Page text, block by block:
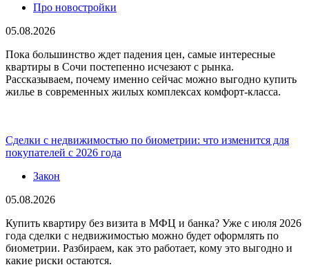
Про новостройки
05.08.2026
Пока большинство ждет падения цен, самые интересные
квартиры в Сочи постепенно исчезают с рынка.
Рассказываем, почему именно сейчас можно выгодно купить
жилье в современных жилых комплексах комфорт-класса.
Сделки с недвижимостью по биометрии: что изменится для
покупателей с 2026 года
Закон
05.08.2026
Купить квартиру без визита в МФЦ и банка? Уже с июля 2026
года сделки с недвижимостью можно будет оформлять по
биометрии. Разбираем, как это работает, кому это выгодно и
какие риски остаются.